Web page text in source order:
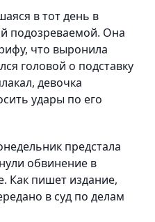
в тот день в
подозреваемой. Она
что выронила
головой о подставку
девочка
удары по его
предстала
обвинение в
Как пишет издание,
в суд по делам